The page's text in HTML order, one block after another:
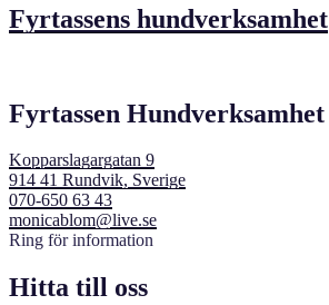
Fyrtassens hundverksamhet
Fyrtassen Hundverksamhet
Kopparslagargatan 9
914 41 Rundvik, Sverige
070-650 63 43
monicablom@live.se
Ring för information
Hitta till oss